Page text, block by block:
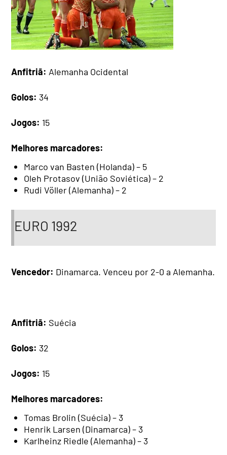
Anfitriã: Alemanha Ocidental
Golos: 34
Jogos: 15
Melhores marcadores:
Marco van Basten (Holanda) – 5
Oleh Protasov (União Soviética) – 2
Rudi Völler (Alemanha) – 2
EURO 1992
Vencedor: Dinamarca. Venceu por 2-0 a Alemanha.
Anfitriã: Suécia
Golos: 32
Jogos: 15
Melhores marcadores:
Tomas Brolin (Suécia) – 3
Henrik Larsen (Dinamarca) – 3
Karlheinz Riedle (Alemanha) – 3